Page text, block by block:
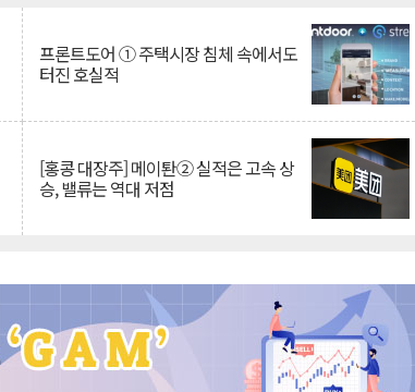
프론트도어 ① 주택시장 침체 속에서도
터진 호실적
[홍콩 대장주] 메이퇀② 실적은 고속 상
승, 밸류는 역대 저점